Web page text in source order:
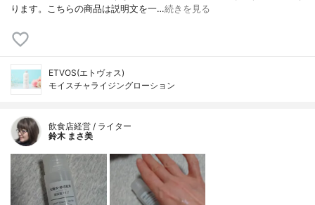
ります。こちらの商品は説明文を一…続きを見る
ETVOS(エトヴォス)
モイスチャライジングローション
飲食店経営 / ライター
鈴木 まさ美